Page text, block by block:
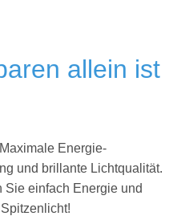
allein ist
Energie-
und brillante Lichtqualität.
Sie einfach Energie und